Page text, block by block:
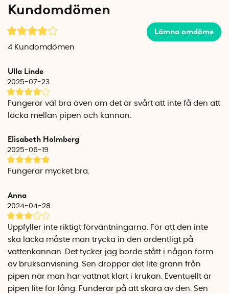
Passar många olika typer av vattenkannor
på vattenkannan. Förlängningspipen är avsmalnande och
passar alla vattenkannor som har mynning mellan ca 2 cm
Räfflat grepp
Förlängningspipen är något mjuk och har ett räfflat grepp
över och undertill. Det är enkelt att dra loss pipen från
vattenkannan som vanligt.
Specifikationer
Längd: 12,5 cm
Höjd: 5 cm
Bredd: 3,2 cm
Innerdiameter: Avsmalnande från 2,7 cm till ca 2 cm
Mynningen där vattnet rinner ut är 1,8 cm i diameter.
Kundomdömen
Lämna omdöme
4 Kundomdömen
Ulla Linde
2025-07-23
Fungerar väl bra även om det är svårt att inte få den att
läcka mellan pipen och kannan.
Elisabeth Holmberg
2025-06-19
Fungerar mycket bra.
Anna
2024-04-28
Uppfyller inte riktigt förväntningarna. För att den inte
ska läcka måste man trycka in den ordentligt på
vattenkannan. Det tycker jag borde stått i någon form
av bruksanvisning. Sen droppar det lite grann från
pipen när man har vattnat klart i krukan. Eventuellt är
pipen lite för lång. Funderar på att skära av den. Sen